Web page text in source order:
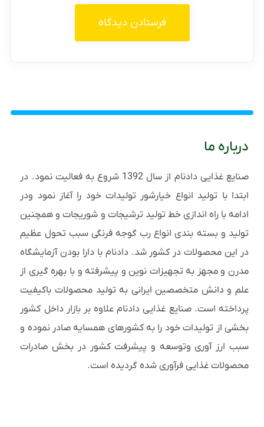
درباره ما
صنایع غذایی دادنام از سال 1392 شروع به فعالیت نمود. در
ابتدا با تولید انواع خیارشور تولیدات خود را آغاز نمود ودر
ادامه با راه اندازی خط تولید ترشیجات و شوریجات و همچنین
تولید و بسته بندی انواع رب گوجه فرنگی سبب تحول عظیم
در این محصولات در کشور شد. دادنام با دارا بودن آزمایشگاه
مدرن و مجهز به تجهیزات نوین و پیشرفته و با بهره گیری از
علم و دانش متخصصین ایرانی به تولید محصولات باکیفیت
پرداخته است. صنایع غذایی دادنام علاوه بر بازار داخل کشور
بخشی از تولیدات خود را به کشورهای همسایه صادر نموده و
سبب ارز آوری وتوسعه و پیشرفت کشور در بخش صادرات
محصولات غذایی فرآوری شده گردیده است.